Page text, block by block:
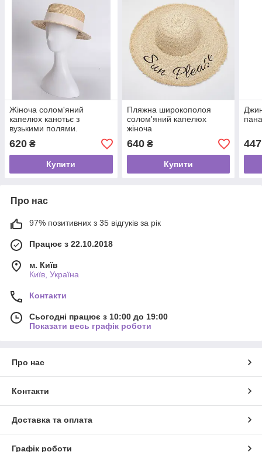
Жіноча солом'яний
капелюх канотьє з
вузькими полями.
620 ₴
Купити
Пляжна широкополоя
солом'яний капелюх
жіноча
640₴
Купити
447
Про нас
97% позитивних з 35 відгуків за рік
Працює з 22.10.2018
м. Київ
Київ, Україна
Контакти
Сьогодні працює з 10:00 до 19:00
Показати весь графік роботи
Про нас
Контакти
Доставка та оплата
Графік роботи